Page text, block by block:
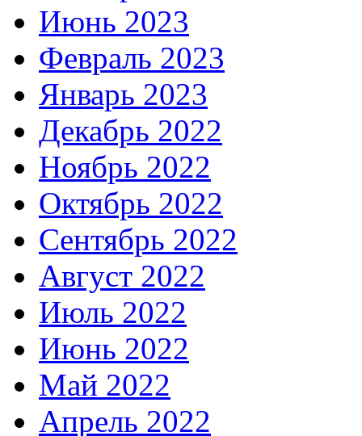
Июнь 2023
Февраль 2023
Январь 2023
Декабрь 2022
Ноябрь 2022
Октябрь 2022
Сентябрь 2022
Август 2022
Июль 2022
Июнь 2022
Май 2022
Апрель 2022